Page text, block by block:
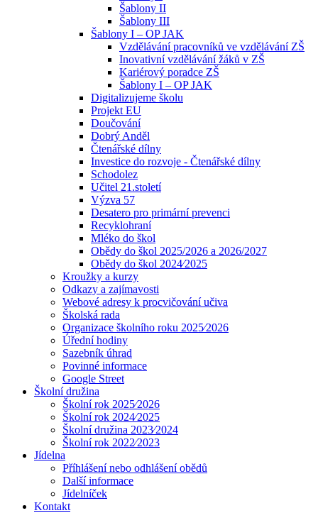
Šablony II
Šablony III
Šablony I – OP JAK
Vzdělávání pracovníků ve vzdělávání ZŠ
Inovativní vzdělávání žáků v ZŠ
Kariérový poradce ZŠ
Šablony I – OP JAK
Digitalizujeme školu
Projekt EU
Doučování
Dobrý Anděl
Čtenářské dílny
Investice do rozvoje - Čtenářské dílny
Schodolez
Učitel 21.století
Výzva 57
Desatero pro primární prevenci
Recyklohraní
Mléko do škol
Obědy do škol 2025/2026 a 2026/2027
Obědy do škol 2024⁄2025
Kroužky a kurzy
Odkazy a zajímavosti
Webové adresy k procvičování učiva
Školská rada
Organizace školního roku 2025⁄2026
Úřední hodiny
Sazebník úhrad
Povinné informace
Google Street
Školní družina
Školní rok 2025⁄2026
Školní rok 2024⁄2025
Školní družina 2023⁄2024
Školní rok 2022⁄2023
Jídelna
Příhlášení nebo odhlášení obědů
Další informace
Jídelníček
Kontakt